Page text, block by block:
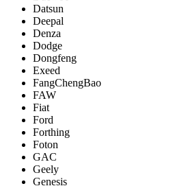
Datsun
Deepal
Denza
Dodge
Dongfeng
Exeed
FangChengBao
FAW
Fiat
Ford
Forthing
Foton
GAC
Geely
Genesis